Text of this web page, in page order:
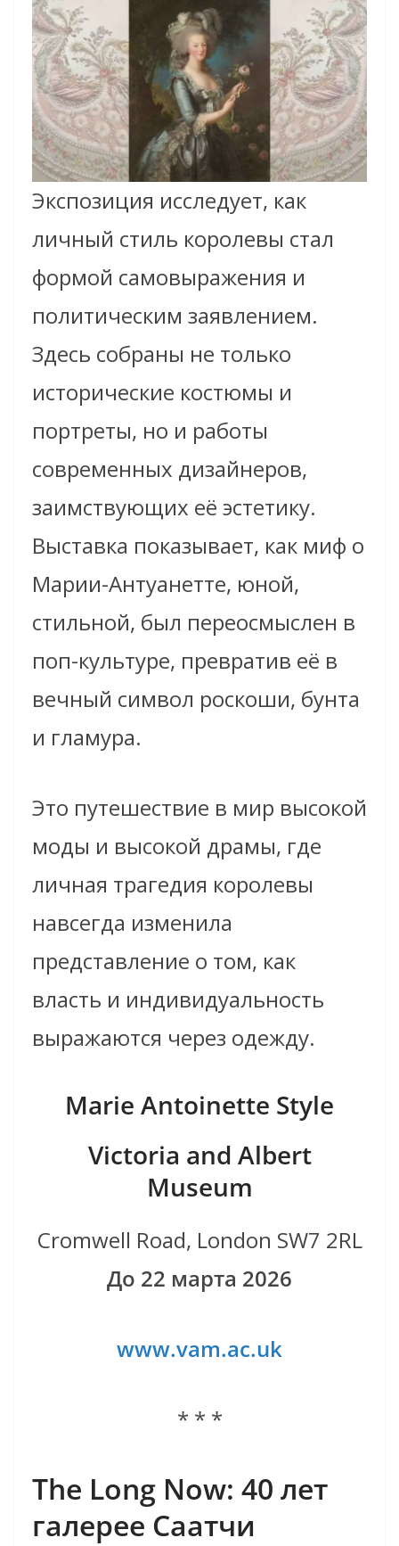
Экспозиция исследует, как
личный стиль королевы стал
формой самовыражения и
политическим заявлением.
Здесь собраны не только
исторические костюмы и
портреты, но и работы
современных дизайнеров,
заимствующих её эстетику.
Выставка показывает, как миф о
Марии-Антуанетте, юной,
стильной, был переосмыслен в
поп-культуре, превратив её в
вечный символ роскоши, бунта
и гламура.
Это путешествие в мир высокой
моды и высокой драмы, где
личная трагедия королевы
навсегда изменила
представление о том, как
власть и индивидуальность
выражаются через одежду.
Marie Antoinette Style
Victoria and Albert
Museum
Cromwell Road, London SW7 2RL
До 22 марта 2026
www.vam.ac.uk
* * *
The Long Now: 40 лет
галерее Саатчи